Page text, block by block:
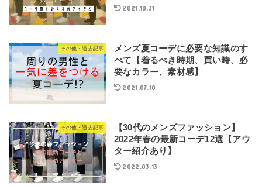
2021.10.31
その他・過去記事
メンズ夏コーデに必要な知識のす
べて【着るべき時期、買い時、必
要なカラー、素材感】
2021.07.10
その他・過去記事
【30代のメンズファッション】
2022年春の最新コーデ12選【アウ
ター紹介あり】
2022.03.13